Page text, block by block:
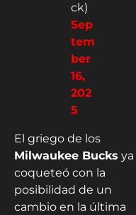
ck)
Sep
tem
ber
16,
202
5
El griego de los
Milwaukee Bucks ya
coqueteó con la
posibilidad de un
cambio en la última